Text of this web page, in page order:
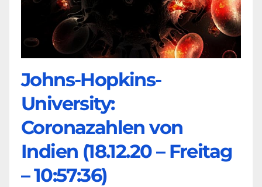
Johns-Hopkins-
University:
Coronazahlen von
Indien (18.12.20 – Freitag
– 10:57:36)